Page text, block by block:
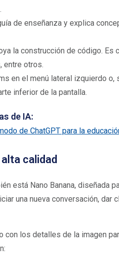
de enseñanza y explica
la construcción de código. Es
entre otros.
en el menú lateral izquierdo o,
inferior de la pantalla.
de IA:
de ChatGPT para la
calidad
está Nano Banana, diseñada
una nueva conversación, dar
con los detalles de la imagen